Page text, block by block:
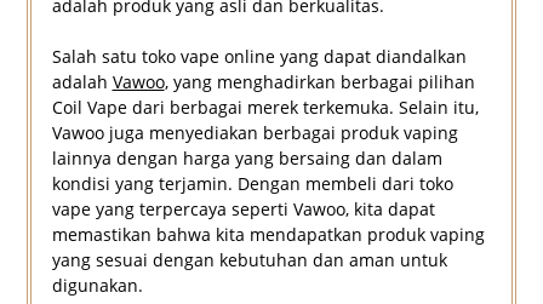
adalah produk yang asli dan berkualitas.
Salah satu toko vape online yang dapat diandalkan
adalah Vawoo, yang menghadirkan berbagai pilihan
Coil Vape dari berbagai merek terkemuka. Selain itu,
Vawoo juga menyediakan berbagai produk vaping
lainnya dengan harga yang bersaing dan dalam
kondisi yang terjamin. Dengan membeli dari toko
vape yang terpercaya seperti Vawoo, kita dapat
memastikan bahwa kita mendapatkan produk vaping
yang sesuai dengan kebutuhan dan aman untuk
digunakan.